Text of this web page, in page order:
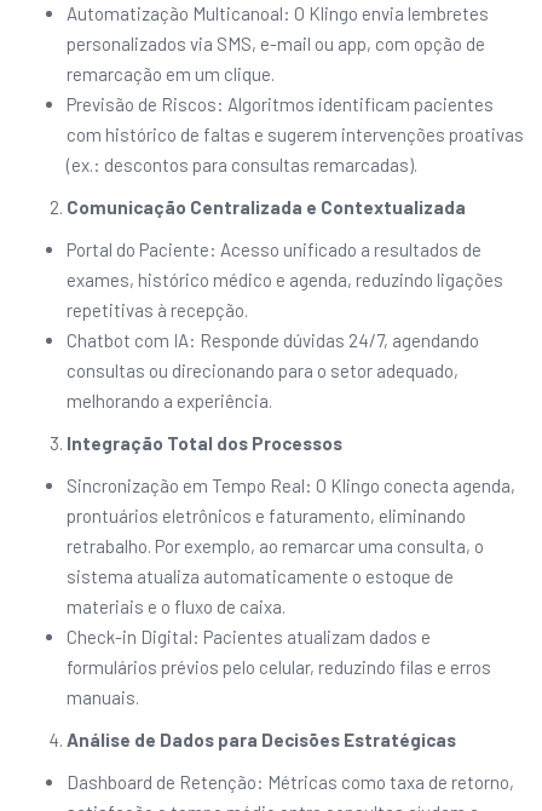
Automatização Multicanoal: O Klingo envia lembretes
personalizados via SMS, e-mail ou app, com opção de
remarcação em um clique.
Previsão de Riscos: Algoritmos identificam pacientes
com histórico de faltas e sugerem intervenções proativas
(ex.: descontos para consultas remarcadas).
Comunicação Centralizada e Contextualizada
Portal do Paciente: Acesso unificado a resultados de
exames, histórico médico e agenda, reduzindo ligações
repetitivas à recepção.
Chatbot com IA: Responde dúvidas 24/7, agendando
consultas ou direcionando para o setor adequado,
melhorando a experiência.
Integração Total dos Processos
Sincronização em Tempo Real: O Klingo conecta agenda,
prontuários eletrônicos e faturamento, eliminando
retrabalho. Por exemplo, ao remarcar uma consulta, o
sistema atualiza automaticamente o estoque de
materiais e o fluxo de caixa.
Check-in Digital: Pacientes atualizam dados e
formulários prévios pelo celular, reduzindo filas e erros
manuais.
Análise de Dados para Decisões Estratégicas
Dashboard de Retenção: Métricas como taxa de retorno,